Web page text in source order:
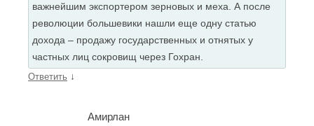
важнейшим экспортером зерновых и меха. А после
революции большевики нашли еще одну статью
дохода – продажу государственных и отнятых у
частных лиц сокровищ через Гохран.
Ответить ↓
Амирлан